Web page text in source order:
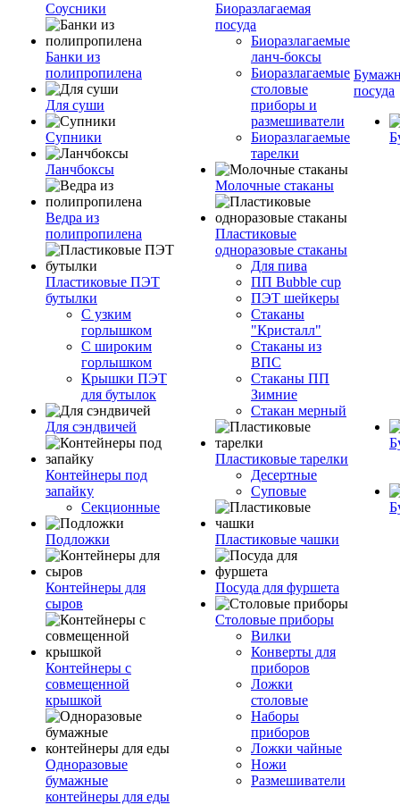
Соусники
Банки из
полипропилена
Для суши
Супники
Ланчбоксы
Ведра из
полипропилена
Пластиковые ПЭТ
бутылки
С узким
горлышком
С широким
горлышком
Крышки ПЭТ
для бутылок
Для сэндвичей
Контейнеры под
запайку
Секционные
Подложки
Контейнеры для
сыров
Контейнеры с
совмещенной
крышкой
Одноразовые
бумажные
контейнеры для еды
Биоразлагаемая
посуда
Биоразлагаемые
ланч-боксы
Биоразлагаемые
столовые
приборы и
размешиватели
Биоразлагаемые
тарелки
Молочные стаканы
Пластиковые
одноразовые стаканы
Для пива
ПП Bubble cup
ПЭТ шейкеры
Стаканы
"Кристалл"
Стаканы из
ВПС
Стаканы ПП
Зимние
Стакан мерный
Пластиковые тарелки
Десертные
Суповые
Пластиковые чашки
Посуда для фуршета
Столовые приборы
Вилки
Конверты для
приборов
Ложки
столовые
Наборы
приборов
Ложки чайные
Ножи
Размешиватели
посуда